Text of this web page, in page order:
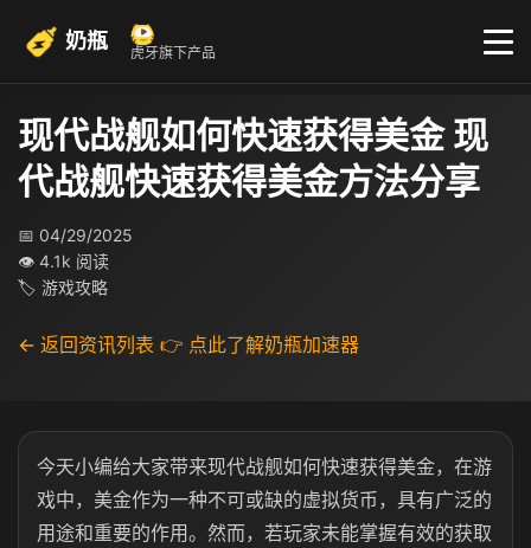
奶瓶 虎牙旗下产品
现代战舰如何快速获得美金 现
代战舰快速获得美金方法分享
📅 04/29/2025
👁 4.1k 阅读
🏷 游戏攻略
← 返回资讯列表 👉 点此了解奶瓶加速器
今天小编给大家带来现代战舰如何快速获得美金，在游
戏中，美金作为一种不可或缺的虚拟货币，具有广泛的
用途和重要的作用。然而，若玩家未能掌握有效的获取